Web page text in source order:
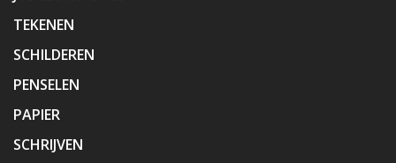
TEKENEN
SCHILDEREN
PENSELEN
PAPIER
SCHRIJVEN